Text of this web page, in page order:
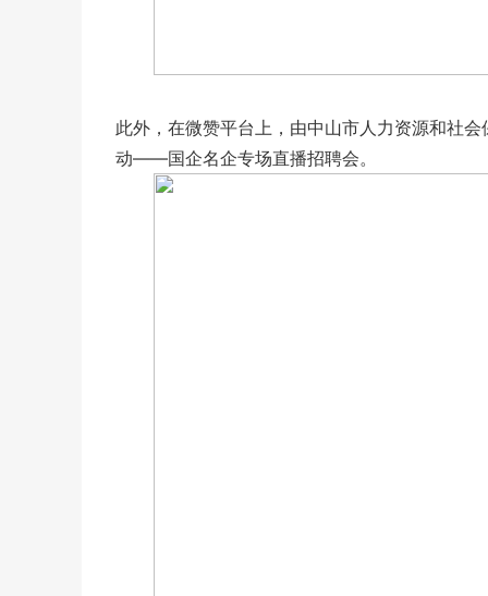
此外，在微赞平台上，由中山市人力资源和社
动——国企名企专场直播招聘会。